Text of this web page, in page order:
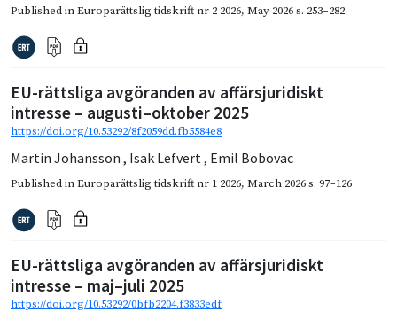
Published inEuroparättslig tidskrift nr 2 2026, May 2026s. 253–282
EU-rättsliga avgöranden av affärsjuridiskt
intresse – augusti–oktober 2025
https://doi.org/10.53292/8f2059dd.fb5584e8
Martin Johansson , Isak Lefvert , Emil Bobovac
Published inEuroparättslig tidskrift nr 1 2026, March 2026s. 97–126
EU-rättsliga avgöranden av affärsjuridiskt
intresse – maj–juli 2025
https://doi.org/10.53292/0bfb2204.f3833edf